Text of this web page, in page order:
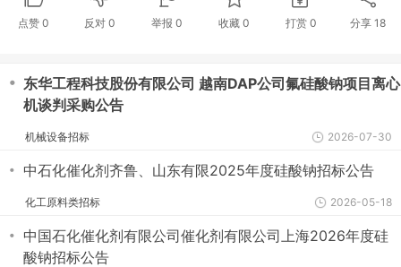
点赞 0 反对0 举报 0 收藏 0 打赏 0 分享 18
・ 东华工程科技股份有限公司 越南DAP公司氟硅酸钠项目离心
机谈判采购公告
机械设备招标 2026-07-30
・ 中石化催化剂齐鲁、山东有限2025年度硅酸钠招标公告
化工原料类招标 2026-05-18
・ 中国石化催化剂有限公司催化剂有限公司上海2026年度硅
酸钠招标公告